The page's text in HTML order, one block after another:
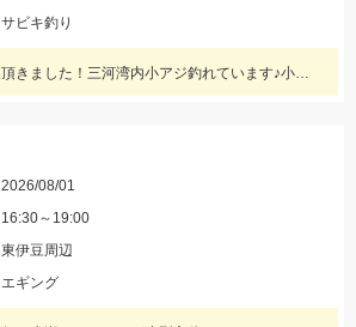
サビキ釣り
お客様から情報頂きました！三河湾内小アジ釣れています♪小針がいいですよ！針のサイズは3～4号がいいです！
2026/08/01
16:30～19:00
東伊豆周辺
エギング